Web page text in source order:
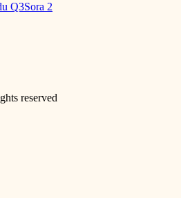
Q3Sora 2
reserved